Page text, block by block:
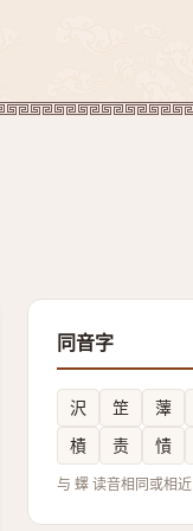
同音字
沢 䇥 䕪
樍
责 㥽
与 蠌 读音相同或相近